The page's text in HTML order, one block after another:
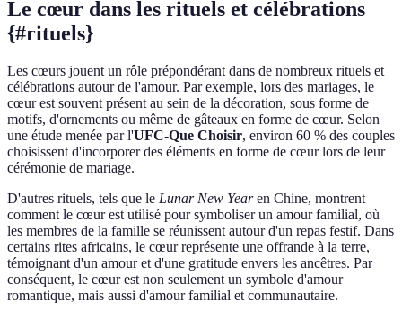
Le cœur dans les rituels et célébrations
{#rituels}
Les cœurs jouent un rôle prépondérant dans de nombreux rituels et
célébrations autour de l'amour. Par exemple, lors des mariages, le
cœur est souvent présent au sein de la décoration, sous forme de
motifs, d'ornements ou même de gâteaux en forme de cœur. Selon
une étude menée par l'UFC-Que Choisir, environ 60 % des couples
choisissent d'incorporer des éléments en forme de cœur lors de leur
cérémonie de mariage.
D'autres rituels, tels que le Lunar New Yearen Chine, montrent
comment le cœur est utilisé pour symboliser un amour familial, où
les membres de la famille se réunissent autour d'un repas festif. Dans
certains rites africains, le cœur représente une offrande à la terre,
témoignant d'un amour et d'une gratitude envers les ancêtres. Par
conséquent, le cœur est non seulement un symbole d'amour
romantique, mais aussi d'amour familial et communautaire.